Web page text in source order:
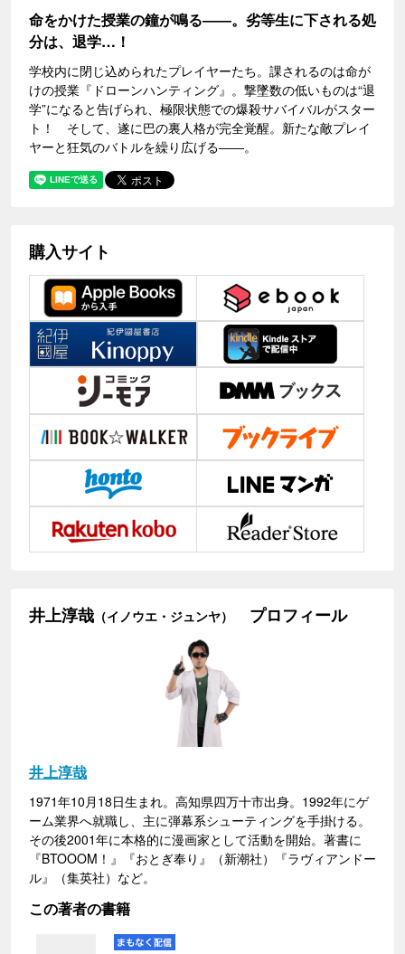
命をかけた授業の鐘が鳴る――。劣等生に下される処
分は、退学…！
学校内に閉じ込められたプレイヤーたち。課されるのは命が
けの授業『ドローンハンティング』。撃墜数の低いものは“退
学”になると告げられ、極限状態での爆殺サバイバルがスター
ト！ そして、遂に巴の裏人格が完全覚醒。新たな敵プレイ
ヤーと狂気のバトルを繰り広げる――。
購入サイト
井上淳哉 （イノウエ・ジュンヤ） プロフィール
井上淳哉
1971年10月18日生まれ。高知県四万十市出身。1992年にゲ
ーム業界へ就職し、主に弾幕系シューティングを手掛ける。
その後2001年に本格的に漫画家として活動を開始。著書に
『BTOOOM！』『おとぎ奉り』（新潮社）『ラヴィアンドー
ル』（集英社）など。
この著者の書籍